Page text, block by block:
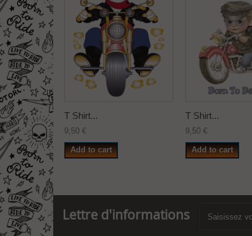
T Shirt...
9,50 €
Add to cart
T Shirt...
9,50 €
Add to cart
Lettre d'informations